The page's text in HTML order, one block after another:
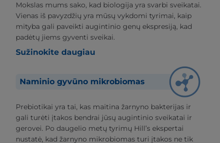
Mokslas mums sako, kad biologija yra svarbi sveikatai.
Vienas iš pavyzdžių yra mūsų vykdomi tyrimai, kaip
mityba gali paveikti augintinio genų ekspresiją, kad
padėtų jiems gyventi sveikai.
Sužinokite daugiau
Naminio gyvūno mikrobiomas
Prebiotikai yra tai, kas maitina žarnyno bakterijas ir
gali turėti įtakos bendrai jūsų augintinio sveikatai ir
gerovei. Po daugelio metų tyrimų Hill’s ekspertai
nustatė, kad žarnyno mikrobiomas turi įtakos ne tik